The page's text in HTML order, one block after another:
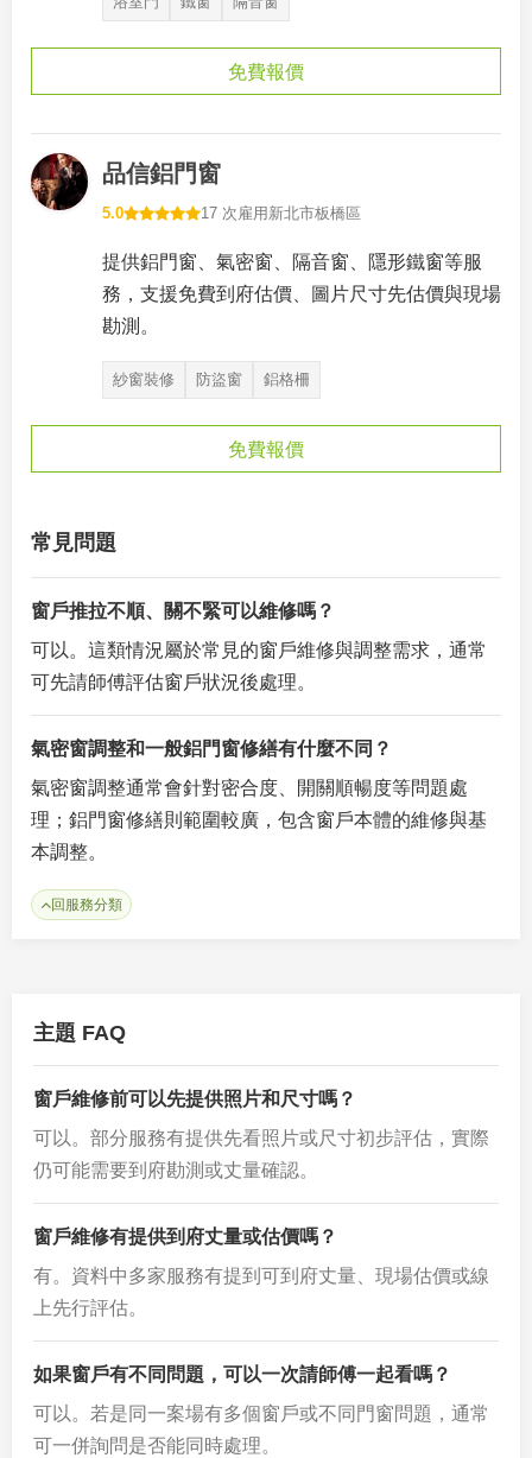
免費報價
品信鋁門窗
5.0 17 次雇用 新北市板橋區
提供鋁門窗、氣密窗、隔音窗、隱形鐵窗等服
務，支援免費到府估價、圖片尺寸先估價與現場
勘測。
紗窗裝修 防盜窗 鋁格柵
免費報價
常見問題
窗戶推拉不順、關不緊可以維修嗎？
可以。這類情況屬於常見的窗戶維修與調整需求，通常
可先請師傅評估窗戶狀況後處理。
氣密窗調整和一般鋁門窗修繕有什麼不同？
氣密窗調整通常會針對密合度、開關順暢度等問題處
理；鋁門窗修繕則範圍較廣，包含窗戶本體的維修與基
本調整。
回服務分類
主題 FAQ
窗戶維修前可以先提供照片和尺寸嗎？
可以。部分服務有提供先看照片或尺寸初步評估，實際
仍可能需要到府勘測或丈量確認。
窗戶維修有提供到府丈量或估價嗎？
有。資料中多家服務有提到可到府丈量、現場估價或線
上先行評估。
如果窗戶有不同問題，可以一次請師傅一起看嗎？
可以。若是同一案場有多個窗戶或不同門窗問題，通常
可一併詢問是否能同時處理。